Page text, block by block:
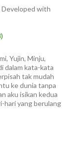
with
Yujin, Minju,
dalam kata-kata
tak mudah
ke dunia tanpa
aku isikan kedua
hari yang berulang